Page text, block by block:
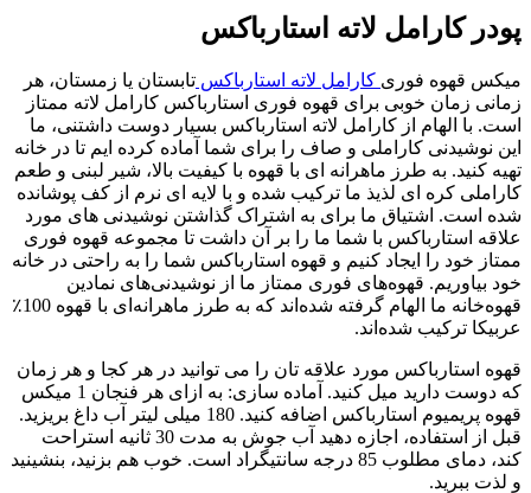
پودر کارامل لاته استارباکس
میکس قهوه فوری کارامل لاته استارباکس تابستان یا زمستان، هر
زمانی زمان خوبی برای قهوه فوری استارباکس کارامل لاته ممتاز
است. با الهام از کارامل لاته استارباکس بسیار دوست داشتنی، ما
این نوشیدنی کاراملی و صاف را برای شما آماده کرده ایم تا در خانه
تهیه کنید. به طرز ماهرانه ای با قهوه با کیفیت بالا، شیر لبنی و طعم
کاراملی کره ای لذیذ ما ترکیب شده و با لایه ای نرم از کف پوشانده
شده است. اشتیاق ما برای به اشتراک گذاشتن نوشیدنی های مورد
علاقه استارباکس با شما ما را بر آن داشت تا مجموعه قهوه فوری
ممتاز خود را ایجاد کنیم و قهوه استارباکس شما را به راحتی در خانه
خود بیاوریم. قهوه‌های فوری ممتاز ما از نوشیدنی‌های نمادین
قهوه‌خانه ما الهام گرفته شده‌اند که به طرز ماهرانه‌ای با قهوه 100٪
عربیکا ترکیب شده‌اند.
قهوه استارباکس مورد علاقه تان را می توانید در هر کجا و هر زمان
که دوست دارید میل کنید. آماده سازی: به ازای هر فنجان 1 میکس
قهوه پریمیوم استارباکس اضافه کنید. 180 میلی لیتر آب داغ بریزید.
قبل از استفاده، اجازه دهید آب جوش به مدت 30 ثانیه استراحت
کند، دمای مطلوب 85 درجه سانتیگراد است. خوب هم بزنید، بنشینید
و لذت ببرید.